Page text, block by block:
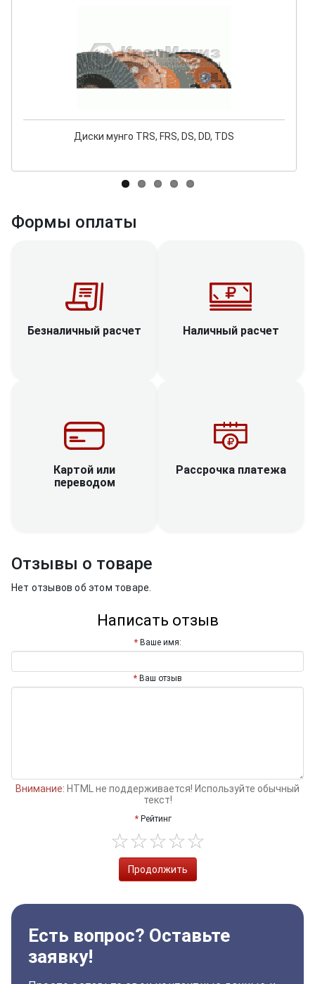
Диски мунго TRS, FRS, DS, DD, TDS
Формы оплаты
Безналичный расчет Наличный расчет
Картой или
переводом
Рассрочка платежа
Отзывы о товаре
Нет отзывов об этом товаре.
Написать отзыв
Ваше имя:
Ваш отзыв
Внимание: HTML не поддерживается! Используйте обычный
текст!
Рейтинг
Продолжить
Есть вопрос? Оставьте
заявку!